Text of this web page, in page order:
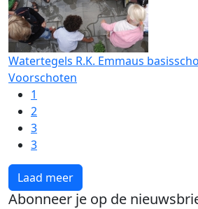
Watertegels R.K. Emmaus
Voorschoten
1
2
3
3
Laad meer
Abonneer je op de